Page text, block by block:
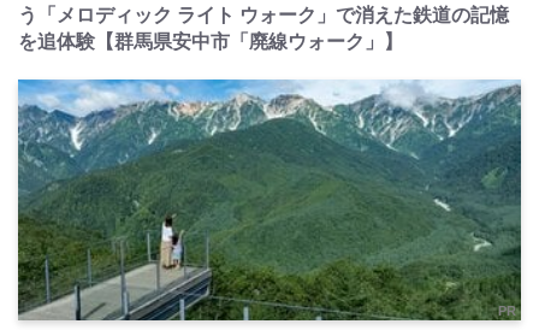
う「メロディック ライト ウォーク」で消えた鉄道の記憶
を追体験【群馬県安中市「廃線ウォーク」】
PR